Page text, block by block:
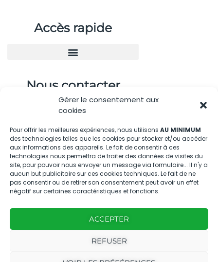
Gérer le consentement aux
cookies
Pour offrir les meilleures expériences, nous utilisons AU MINIMUM
des technologies telles que les cookies pour stocker et/ou accéder
aux informations des appareils. Le fait de consentir à ces
technologies nous permettra de traiter des données de visites du
site, pour pouvoir nous envoyer un message via formulaire... Il n'y a
aucun but publicitaire sur ces cookies techniques. Le fait de ne
pas consentir ou de retirer son consentement peut avoir un effet
négatif sur certaines caractéristiques et fonctions.
ACCEPTER
REFUSER
Accès rapide
Nous contacter
04.88.08.75.28
Kit média
Kit média Bleu Tomate